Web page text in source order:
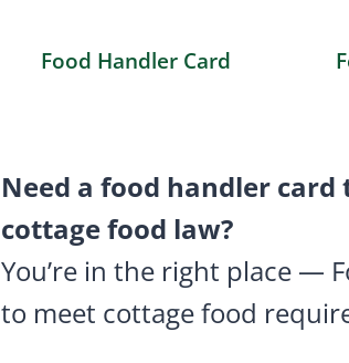
Food Handler Card
Need a food handler card
cottage food law?
You’re in the right place —
to meet cottage food